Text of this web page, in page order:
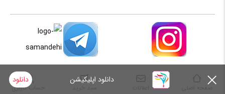
دانلود اپلیکیشن دانلود
صفحه اصلی حساب کاربری